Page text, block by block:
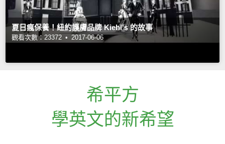
夏日瘋保養！紐約護膚品牌 Kiehl's 的故事
觀看次數：23372 • 2017-06-06
希平方
學英文的新希望